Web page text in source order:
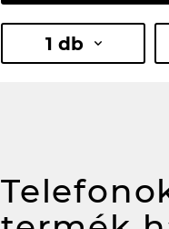
1 db